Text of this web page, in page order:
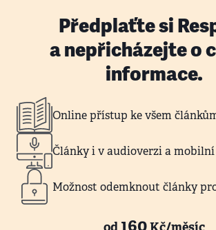
Předplaťte si
a nepřicházejte o
informace.
Online přístup ke všem
Články i v audioverzi a
Možnost odemknout články
160